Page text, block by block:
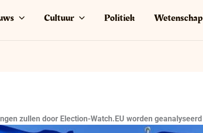
Cultuur Politiek Wetenschap
zullen door Election-Watch.EU worden geanalyseerd